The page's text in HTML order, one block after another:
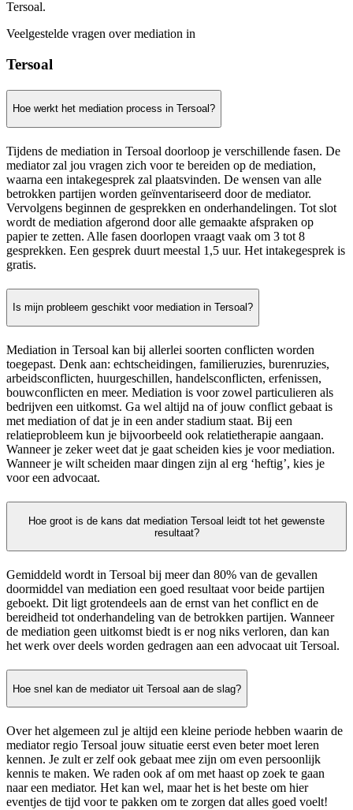
Tersoal.
Veelgestelde vragen over mediation in
Tersoal
Hoe werkt het mediation process in Tersoal?
Tijdens de mediation in Tersoal doorloop je verschillende fasen. De
mediator zal jou vragen zich voor te bereiden op de mediation,
waarna een intakegesprek zal plaatsvinden. De wensen van alle
betrokken partijen worden geïnventariseerd door de mediator.
Vervolgens beginnen de gesprekken en onderhandelingen. Tot slot
wordt de mediation afgerond door alle gemaakte afspraken op
papier te zetten. Alle fasen doorlopen vraagt vaak om 3 tot 8
gesprekken. Een gesprek duurt meestal 1,5 uur. Het intakegesprek is
gratis.
Is mijn probleem geschikt voor mediation in Tersoal?
Mediation in Tersoal kan bij allerlei soorten conflicten worden
toegepast. Denk aan: echtscheidingen, familieruzies, burenruzies,
arbeidsconflicten, huurgeschillen, handelsconflicten, erfenissen,
bouwconflicten en meer. Mediation is voor zowel particulieren als
bedrijven een uitkomst. Ga wel altijd na of jouw conflict gebaat is
met mediation of dat je in een ander stadium staat. Bij een
relatieprobleem kun je bijvoorbeeld ook relatietherapie aangaan.
Wanneer je zeker weet dat je gaat scheiden kies je voor mediation.
Wanneer je wilt scheiden maar dingen zijn al erg ‘heftig’, kies je
voor een advocaat.
Hoe groot is de kans dat mediation Tersoal leidt tot het gewenste
resultaat?
Gemiddeld wordt in Tersoal bij meer dan 80% van de gevallen
doormiddel van mediation een goed resultaat voor beide partijen
geboekt. Dit ligt grotendeels aan de ernst van het conflict en de
bereidheid tot onderhandeling van de betrokken partijen. Wanneer
de mediation geen uitkomst biedt is er nog niks verloren, dan kan
het werk over deels worden gedragen aan een advocaat uit Tersoal.
Hoe snel kan de mediator uit Tersoal aan de slag?
Over het algemeen zul je altijd een kleine periode hebben waarin de
mediator regio Tersoal jouw situatie eerst even beter moet leren
kennen. Je zult er zelf ook gebaat mee zijn om even persoonlijk
kennis te maken. We raden ook af om met haast op zoek te gaan
naar een mediator. Het kan wel, maar het is het beste om hier
eventjes de tijd voor te pakken om te zorgen dat alles goed voelt!